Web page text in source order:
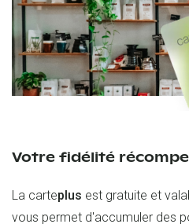
Votre fidélité
La carteplus est gratuite et
vous permet d'accumuler des